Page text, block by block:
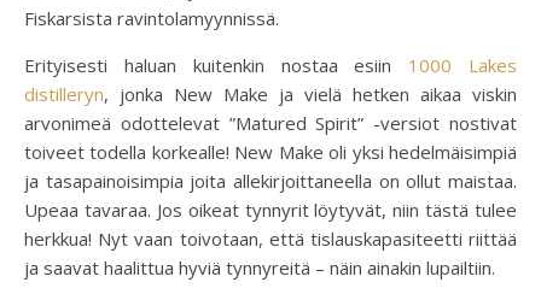
Fiskarsista ravintolamyynnissä.
Erityisesti haluan kuitenkin nostaa esiin 1000 Lakes
distilleryn, jonka New Make ja vielä hetken aikaa viskin
arvonimeä odottelevat ”Matured Spirit” -versiot nostivat
toiveet todella korkealle! New Make oli yksi hedelmäisimpiä
ja tasapainoisimpia joita allekirjoittaneella on ollut maistaa.
Upeaa tavaraa. Jos oikeat tynnyrit löytyvät, niin tästä tulee
herkkua! Nyt vaan toivotaan, että tislauskapasiteetti riittää
ja saavat haalittua hyviä tynnyreitä – näin ainakin lupailtiin.